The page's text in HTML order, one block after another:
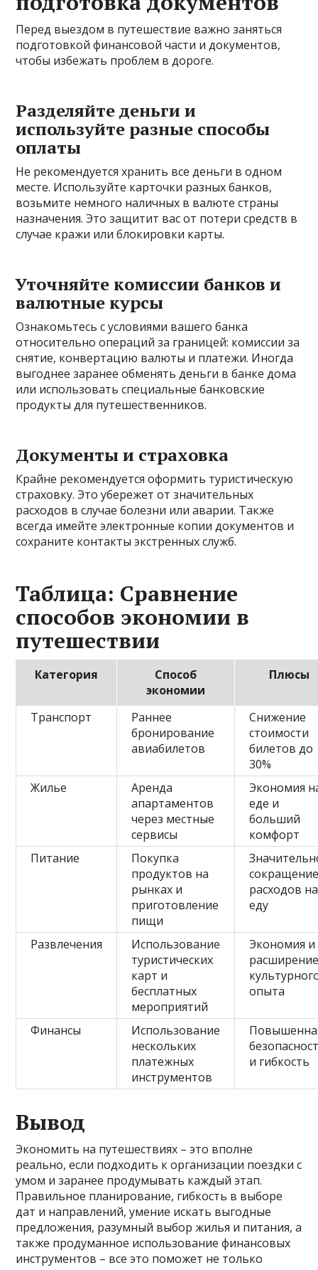
Перед выездом в путешествие важно заняться
подготовкой финансовой части и документов,
чтобы избежать проблем в дороге.
Разделяйте деньги и
используйте разные способы
оплаты
Не рекомендуется хранить все деньги в одном
месте. Используйте карточки разных банков,
возьмите немного наличных в валюте страны
назначения. Это защитит вас от потери средств в
случае кражи или блокировки карты.
Уточняйте комиссии банков и
валютные курсы
Ознакомьтесь с условиями вашего банка
относительно операций за границей: комиссии за
снятие, конвертацию валюты и платежи. Иногда
выгоднее заранее обменять деньги в банке дома
или использовать специальные банковские
продукты для путешественников.
Документы и страховка
Крайне рекомендуется оформить туристическую
страховку. Это убережет от значительных
расходов в случае болезни или аварии. Также
всегда имейте электронные копии документов и
сохраните контакты экстренных служб.
Таблица: Сравнение
способов экономии в
путешествии
Категория
Способ
экономии
Плюсы
Транспорт
Раннее
бронирование
авиабилетов
Снижение
стоимости
билетов до
30%
Жилье
Аренда
апартаментов
через местные
сервисы
Экономия
еде и
больший
комфорт
Питание
Покупка
продуктов на
рынках и
приготовление
пищи
расходов на
еду
Развлечения
Использование
туристических
карт и
бесплатных
мероприятий
Экономия и
опыта
Финансы
Использование
нескольких
платежных
инструментов
и гибкость
Вывод
Экономить на путешествиях – это вполне
реально, если подходить к организации поездки с
умом и заранее продумывать каждый этап.
Правильное планирование, гибкость в выборе
дат и направлений, умение искать выгодные
предложения, разумный выбор жилья и питания, а
также продуманное использование финансовых
инструментов – все это поможет не только